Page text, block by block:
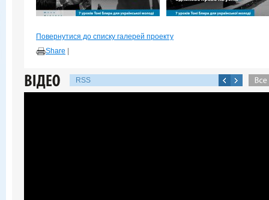
Повернутися до списку галерей проекту
Share
RSS